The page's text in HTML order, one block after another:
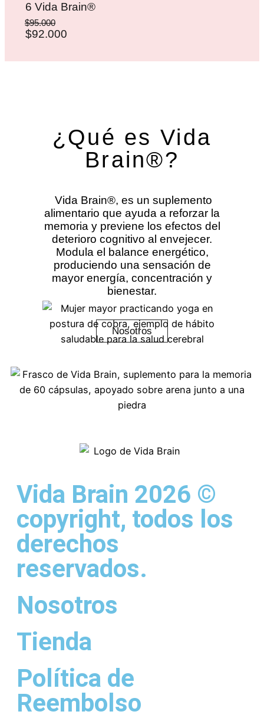
6 Vida Brain®
$95.000
$92.000
¿Qué es Vida
Brain®?
Vida Brain®, es un suplemento
alimentario que ayuda a reforzar la
memoria y previene los efectos del
deterioro cognitivo al envejecer.
Modula el balance energético,
produciendo una sensación de
mayor energía, concentración y
bienestar.
Nosotros
Vida Brain 2026 ©
copyright, todos los
derechos
reservados.
Nosotros
Tienda
Política de
Reembolso